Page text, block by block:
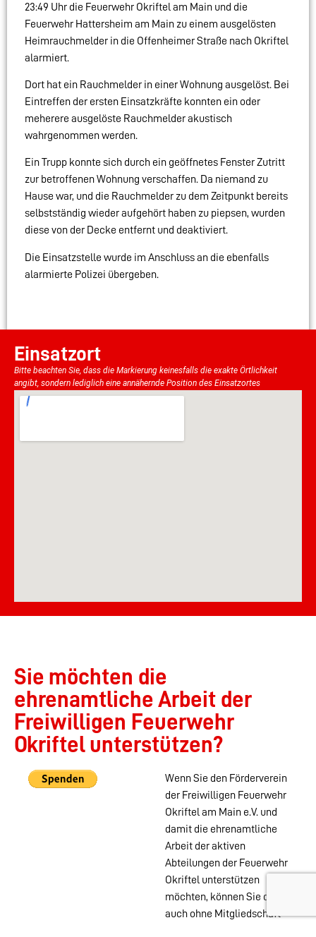
23:49 Uhr die Feuerwehr Okriftel am Main und die
Feuerwehr Hattersheim am Main zu einem ausgelösten
Heimrauchmelder in die Offenheimer Straße nach Okriftel
alarmiert.
Dort hat ein Rauchmelder in einer Wohnung ausgelöst. Bei
Eintreffen der ersten Einsatzkräfte konnten ein oder
meherere ausgelöste Rauchmelder akustisch
wahrgenommen werden.
Ein Trupp konnte sich durch ein geöffnetes Fenster Zutritt
zur betroffenen Wohnung verschaffen. Da niemand zu
Hause war, und die Rauchmelder zu dem Zeitpunkt bereits
selbstständig wieder aufgehört haben zu piepsen, wurden
diese von der Decke entfernt und deaktiviert.
Die Einsatzstelle wurde im Anschluss an die ebenfalls
alarmierte Polizei übergeben.
Einsatzort
Bitte beachten Sie, dass die Markierung keinesfalls die exakte Örtlichkeit
angibt, sondern lediglich eine annähernde Position des Einsatzortes
Sie möchten die
ehrenamtliche Arbeit der
Freiwilligen Feuerwehr
Okriftel unterstützen?
Wenn Sie den Förderverein
der Freiwilligen Feuerwehr
Okriftel am Main e.V. und
damit die ehrenamtliche
Arbeit der aktiven
Abteilungen der Feuerwehr
Okriftel unterstützen
möchten, können Sie das
auch ohne Mitgliedschaft